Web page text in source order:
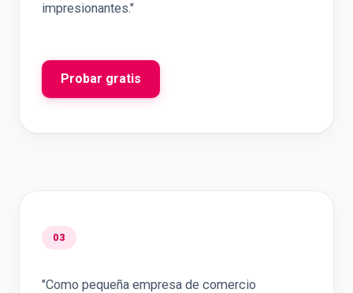
impresionantes."
Probar gratis
03
"Como pequeña empresa de comercio